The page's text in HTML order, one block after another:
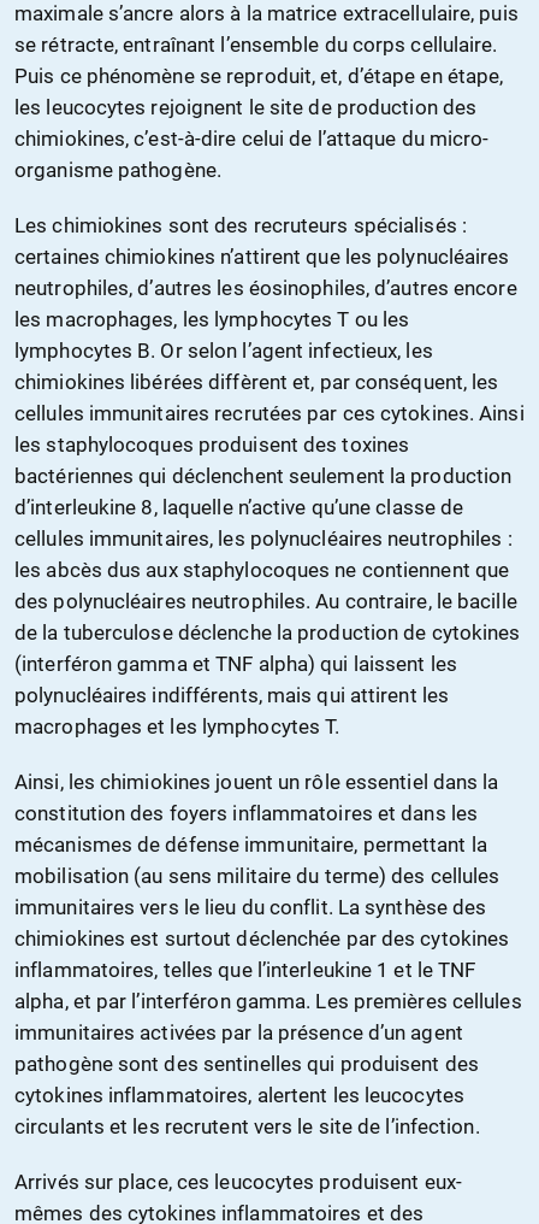
maximale s’ancre alors à la matrice extracellulaire, puis
se rétracte, entraînant l’ensemble du corps cellulaire.
Puis ce phénomène se reproduit, et, d’étape en étape,
les leucocytes rejoignent le site de production des
chimiokines, c’est-à-dire celui de l’attaque du micro-
organisme pathogène.
Les chimiokines sont des recruteurs spécialisés :
certaines chimiokines n’attirent que les polynucléaires
neutrophiles, d’autres les éosinophiles, d’autres encore
les macrophages, les lymphocytes T ou les
lymphocytes B. Or selon l’agent infectieux, les
chimiokines libérées diffèrent et, par conséquent, les
cellules immunitaires recrutées par ces cytokines. Ainsi
les staphylocoques produisent des toxines
bactériennes qui déclenchent seulement la production
d’interleukine 8, laquelle n’active qu’une classe de
cellules immunitaires, les polynucléaires neutrophiles :
les abcès dus aux staphylocoques ne contiennent que
des polynucléaires neutrophiles. Au contraire, le bacille
de la tuberculose déclenche la production de cytokines
(interféron gamma et TNF alpha) qui laissent les
polynucléaires indifférents, mais qui attirent les
macrophages et les lymphocytes T.
Ainsi, les chimiokines jouent un rôle essentiel dans la
constitution des foyers inflammatoires et dans les
mécanismes de défense immunitaire, permettant la
mobilisation (au sens militaire du terme) des cellules
immunitaires vers le lieu du conflit. La synthèse des
chimiokines est surtout déclenchée par des cytokines
inflammatoires, telles que l’interleukine 1 et le TNF
alpha, et par l’interféron gamma. Les premières cellules
immunitaires activées par la présence d’un agent
pathogène sont des sentinelles qui produisent des
cytokines inflammatoires, alertent les leucocytes
circulants et les recrutent vers le site de l’infection.
Arrivés sur place, ces leucocytes produisent eux-
mêmes des cytokines inflammatoires et des